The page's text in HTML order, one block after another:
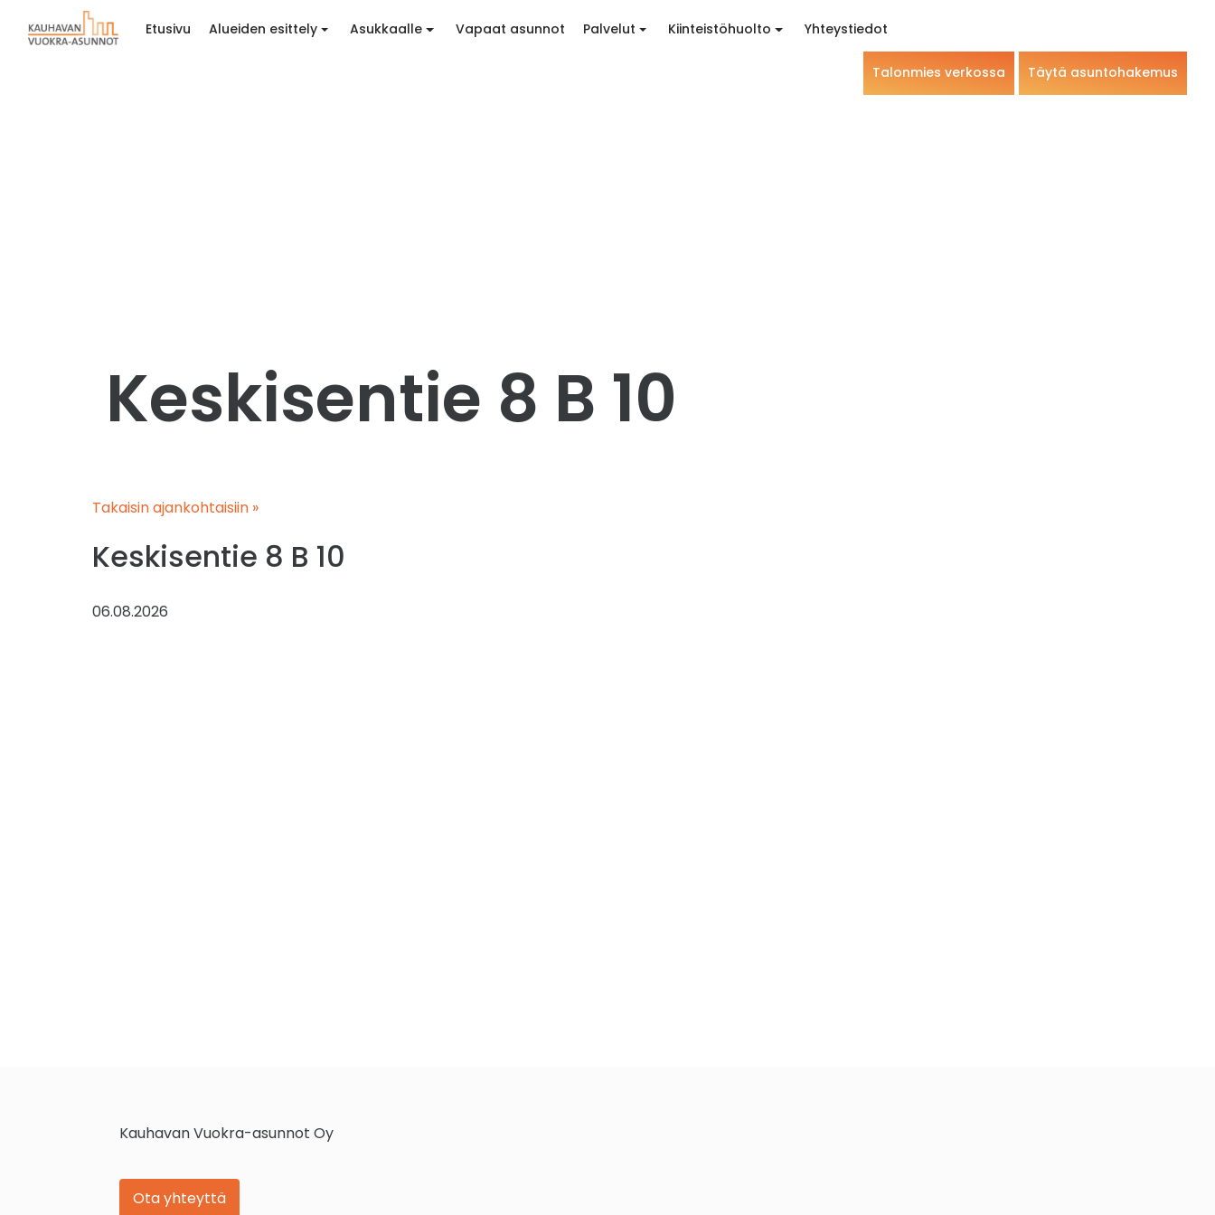
Etusivu Alueiden esittely Asukkaalle Vapaat asunnot Palvelut Kiinteistöhuolto Yhteystiedot
Täytä asuntohakemus
Talonmies verkossa
Keskisentie 8 B 10
Takaisin ajankohtaisiin »
Keskisentie 8 B 10
06.08.2026
Kauhavan Vuokra-asunnot Oy
Ota yhteyttä